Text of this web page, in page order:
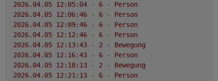
2026.04.05 12:05:04 - 6 -
Person
2026.04.05 12:06:46 - 6 -
Person
2026.04.05 12:09:46 - 6 -
Person
2026.04.05 12:12:46 - 6 -
Person
2026.04.05 12:13:43 - 2 -
Bewegung
2026.04.05 12:16:43 - 6 -
Person
2026.04.05 12:18:13 - 2 -
Bewegung
2026.04.05 12:21:13 - 6 -
Person